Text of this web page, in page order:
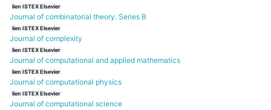
lien ISTEX Elsevier
Journal of combinatorial theory. Series B
lien ISTEX Elsevier
Journal of complexity
lien ISTEX Elsevier
Journal of computational and applied mathematics
lien ISTEX Elsevier
Journal of computational physics
lien ISTEX Elsevier
Journal of computational science